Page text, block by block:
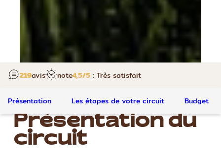
Présentation Les étapes de votre circuit Budget
219avis note4,5/5 : Très satisfait
Présentation du
circuit